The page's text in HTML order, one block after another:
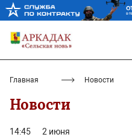
Главная Новости
Новости
14:45 2 июня